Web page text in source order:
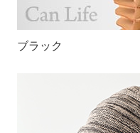
ブラック